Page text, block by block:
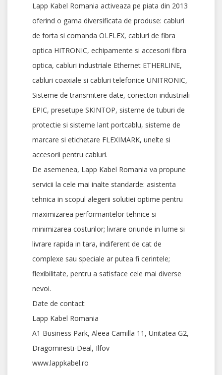
Lapp Kabel Romania activeaza pe piata din 2013
oferind o gama diversificata de produse: cabluri
de forta si comanda ÖLFLEX, cabluri de fibra
optica HITRONIC, echipamente si accesorii fibra
optica, cabluri industriale Ethernet ETHERLINE,
cabluri coaxiale si cabluri telefonice UNITRONIC,
Sisteme de transmitere date, conectori industriali
EPIC, presetupe SKINTOP, sisteme de tuburi de
protectie si sisteme lant portcablu, sisteme de
marcare si etichetare FLEXIMARK, unelte si
accesorii pentru cabluri.
De asemenea, Lapp Kabel Romania va propune
servicii la cele mai inalte standarde: asistenta
tehnica in scopul alegerii solutiei optime pentru
maximizarea performantelor tehnice si
minimizarea costurilor; livrare oriunde in lume si
livrare rapida in tara, indiferent de cat de
complexe sau speciale ar putea fi cerintele;
flexibilitate, pentru a satisface cele mai diverse
nevoi.
Date de contact:
Lapp Kabel Romania
A1 Business Park, Aleea Camilla 11, Unitatea G2,
Dragomiresti-Deal, Ilfov
www.lappkabel.ro